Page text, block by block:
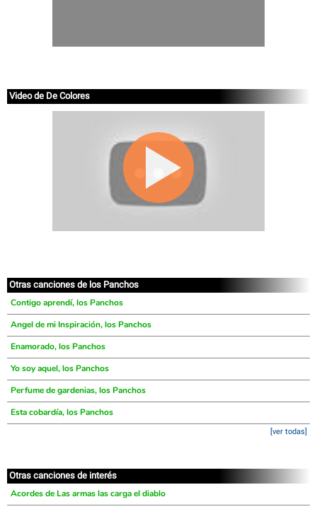
Video de De Colores
Otras canciones de los Panchos
Contigo aprendí, los Panchos
Angel de mi Inspiración, los Panchos
Enamorado, los Panchos
Yo soy aquel, los Panchos
Perfume de gardenias, los Panchos
Esta cobardía, los Panchos
[ver todas]
Otras canciones de interés
Acordes de Las armas las carga el diablo